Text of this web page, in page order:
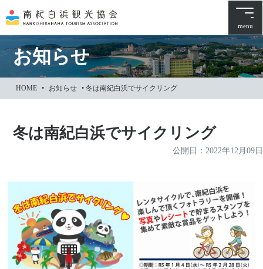
文
に
ス
ッ
menu
お知らせ
HOME • お知らせ •冬は南紀白浜でサイクリング
冬は南紀白浜でサイクリング
公開日： 2022年12月09日